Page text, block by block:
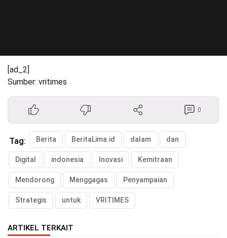
[ad_2]
Sumber: vritimes
0
Tag: Berita BeritaLima.id dalam dan
Digital indonesia Inovasi Kemitraan
Mendorong Menggagas Penyampaian
Strategis untuk VRITIMES
ARTIKEL TERKAIT